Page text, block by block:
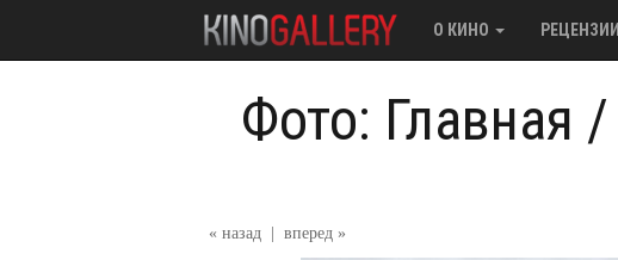
О КИНО РЕЦЕНЗИИ
Фото: Главная /
« назад вперед »